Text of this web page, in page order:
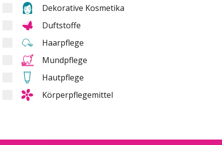
Dekorative Kosmetika
Duftstoffe
Haarpflege
Mundpflege
Hautpflege
Körperpflegemittel